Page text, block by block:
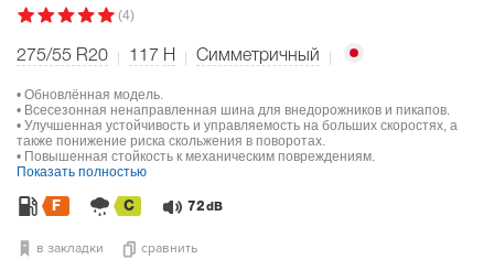
(4)
275/55 R20 117 H Симметричный
• Обновлённая модель.
• Всесезонная ненаправленная шина для внедорожников и пикапов.
• Улучшенная устойчивость и управляемость на больших скоростях, а
также понижение риска скольжения в поворотах.
• Повышенная стойкость к механическим повреждениям.
Показать полностью
F C 72 dB
в закладки сравнить